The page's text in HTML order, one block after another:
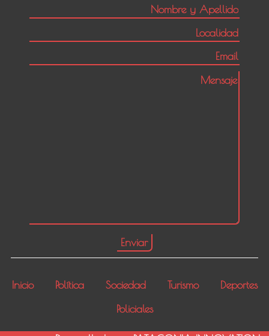
Inicio Política Sociedad Turismo
Deportes
Policiales